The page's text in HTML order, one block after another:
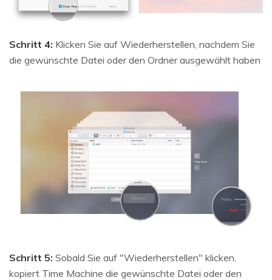
Schritt 4: Klicken Sie auf Wiederherstellen, nachdem Sie
die gewünschte Datei oder den Ordner ausgewählt haben
Schritt 5: Sobald Sie auf "Wiederherstellen" klicken,
kopiert Time Machine die gewünschte Datei oder den